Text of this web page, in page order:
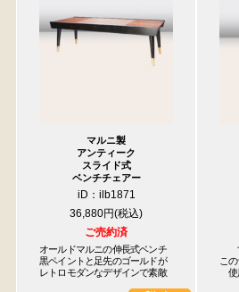
マルニ製
アンティーク
スライド式
ベンチチェアー
iD：ilb1871
36,880円
ご売約済
オールドマルニの伸長式ベンチ
黒ペイントと足先のゴールドが
レトロモダンなデザインで素敵
す
こ
使